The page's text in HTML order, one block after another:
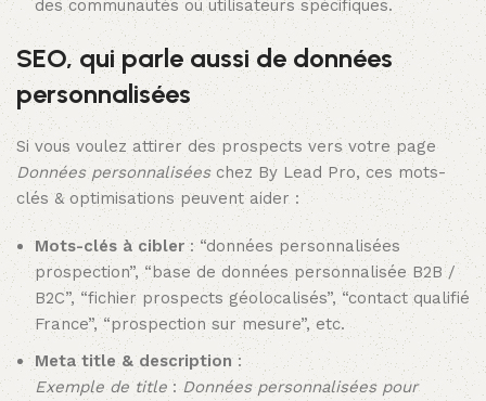
des communautés ou utilisateurs spécifiques.
SEO, qui parle aussi de données
personnalisées
Si vous voulez attirer des prospects vers votre page
Données personnaliséeschez By Lead Pro, ces mots-
clés & optimisations peuvent aider :
Mots-clés à cibler: “données personnalisées
prospection”, “base de données personnalisée B2B /
B2C”, “fichier prospects géolocalisés”, “contact qualifié
France”, “prospection sur mesure”, etc.
Meta title & description:
Exemple de title:Données personnalisées pour